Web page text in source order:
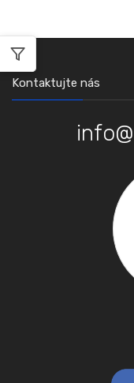
Kontaktujte nás